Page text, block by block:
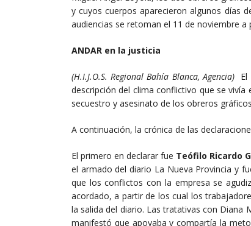
y cuyos cuerpos aparecieron algunos días
audiencias se retoman el 11 de noviembre a
ANDAR en la justicia
(H.I.J.O.S. Regional Bahía Blanca, Agencia)El
descripción del clima conflictivo que se
secuestro y asesinato de los obreros
A continuación, la crónica de las
El primero en declarar fue Teófilo Ricardo
el armado del diario La Nueva Provincia y
que los conflictos con la empresa se
acordado, a partir de los cual los
la salida del diario. Las tratativas con Diana
manifestó que apoyaba y compartía la